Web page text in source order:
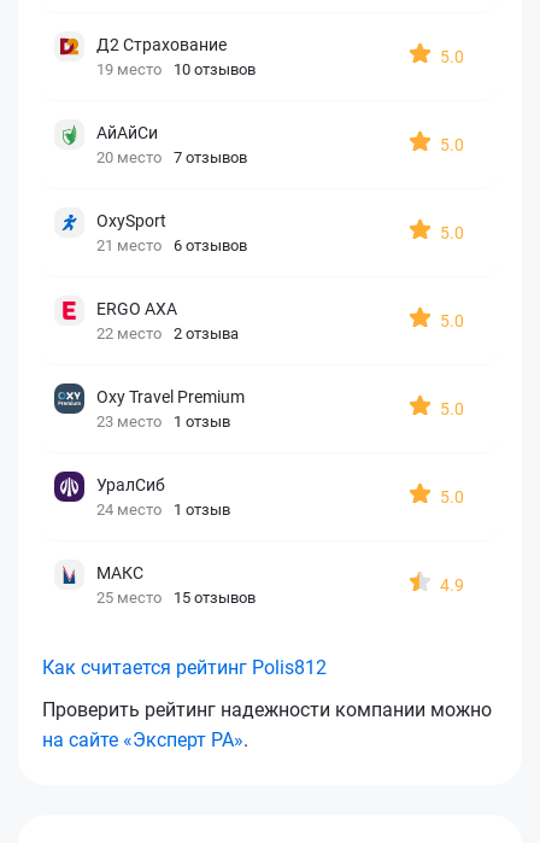
Д2 Страхование
19 место 10 отзывов
5.0
АйАйСи
20 место 7 отзывов
5.0
OxySport
21 место 6 отзывов
5.0
ERGO AXA
22 место 2 отзыва
5.0
Oxy Travel Premium
23 место 1 отзыв
5.0
УралСиб
24 место 1 отзыв
5.0
МАКС
25 место 15 отзывов
4.9
Как считается рейтинг Polis812
Проверить рейтинг надежности компании можно
на сайте «Эксперт РА».